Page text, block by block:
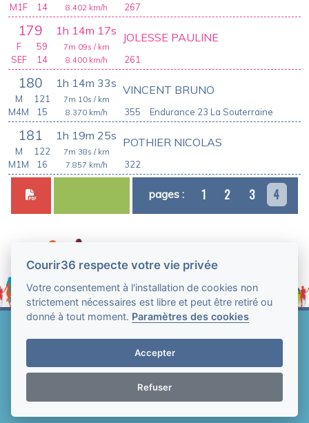
267
8.402 km/h
M1F
14
179 1h 14m 17s
261
JOLESSE PAULINE
7m 09s / km
8.400 km/h
F
59
SEF
14
180 1h 14m 33s
355
VINCENT BRUNO
7m 10s / km
8.370 km/h
M
121
M4M
15 Endurance 23 La Souterraine
181 1h 19m 25s
322
POTHIER NICOLAS
7m 38s / km
7.857 km/h
M
122
M1M
16
pages : 1 2 3 4
2004-2026
Mentions légales et conditions générales
Courir36 respecte votre vie privée
Votre consentement à l'installation de cookies non
strictement nécessaires est libre et peut être retiré ou
donné à tout moment. Paramètres des cookies
Accepter
Refuser